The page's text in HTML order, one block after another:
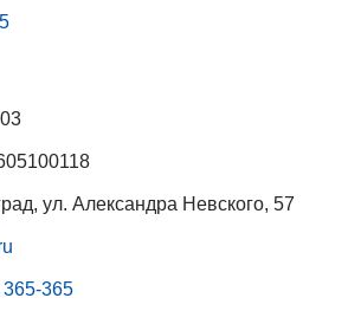
ул. Александра Невского, 57
365